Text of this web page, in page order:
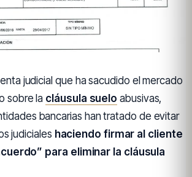
judicial que ha sacudido el mercado
sobre la cláusula suelo abusivas,
bancarias han tratado de evitar
judiciales haciendo firmar al cliente
para eliminar la cláusula